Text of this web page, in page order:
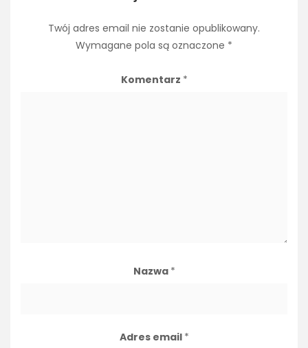
Twój adres email nie zostanie opublikowany.
Wymagane pola są oznaczone *
Komentarz *
Nazwa *
Adres email *